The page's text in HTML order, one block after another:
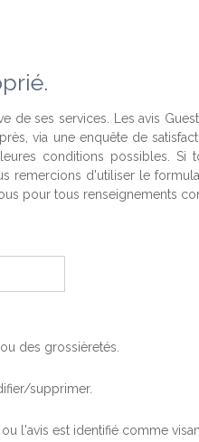
de ses services. Les avis
via une enquête de
conditions possibles. Si
remercions d'utiliser le
pour tous renseignements
des grossièretés.
supprimer.
l'avis est identifié comme